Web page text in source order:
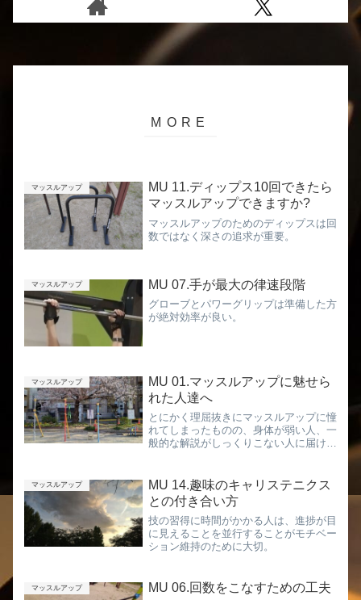
マッスルアップ
MU 11.ディップス10回できたら
マッスルアップできますか?
マッスルアップのためのディップスは回
数ではなく深さの追求が重要。
マッスルアップ MU 07.手が最大の律速段階
グローブとパワーグリップは準備した方
が絶対効率が良い。
マッスルアップ
MU 01.マッスルアップに魅せら
れた人達へ
とにかく理屈抜きにマッスルアップに憧
れてしまったものの、身体が弱い人、一
般的な解説がしっくりこない人に届けた
マッスルアップ
MU 14.趣味のキャリステニクス
との付き合い方
技の習得に時間がかかる人は、進捗が目
に見えることを並行することがモチベー
ション維持のために大切。
マッスルアップ MU 06.回数をこなすための工夫